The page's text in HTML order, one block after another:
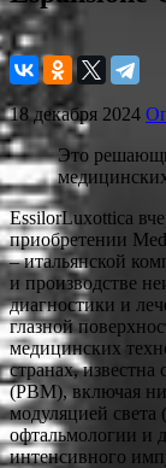
18 декабря 2024
Это
EssilorLuxottica
приобретении
– итальянской
и производстве
диагностики и
глазной
медицинских
странах,
(PBM), включая
модуляцией света
офтальмологии и
интенсивного